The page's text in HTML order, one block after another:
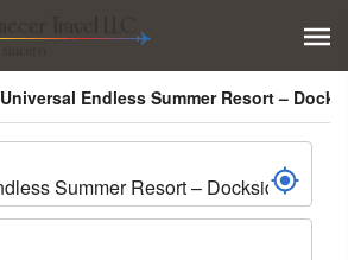
Universal Endless Summer Resort –